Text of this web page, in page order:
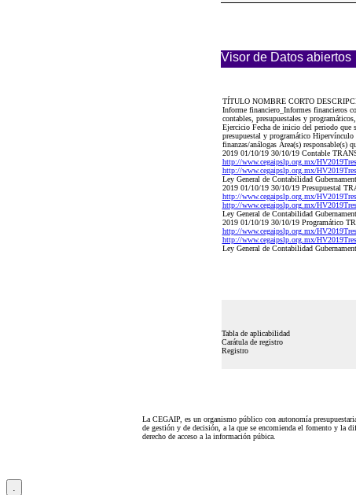
Visor de Datos abiertos
TÍTULO NOMBRE CORTO
Informe financiero_Informes financieros
contables, presupuestales y
Ejercicio Fecha de inicio del periodo que
presupuestal y programático
finanzas/análogas Área(s) responsable(s)
2019 01/10/19 30/10/19 Contable
http://www.cegaipslp.org.mx/
http://www.cegaipslp.org.mx/
Ley General de Contabilidad
2019 01/10/19 30/10/19 Presupuestal
http://www.cegaipslp.org.mx/
http://www.cegaipslp.org.mx/
Ley General de Contabilidad
2019 01/10/19 30/10/19 Programático
http://www.cegaipslp.org.mx/
http://www.cegaipslp.org.mx/
Ley General de Contabilidad
Tabla de aplicabilidad
Carátula de registro
Registro
La CEGAIP, es un organismo público con autonomía
de gestión y de decisión, a la que se encomienda el fomento y la
derecho de acceso a la información púbica.